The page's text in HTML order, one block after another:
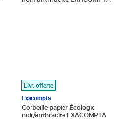
Livr. offerte
Exacompta
Corbeille papier Écologic
noir/anthracite EXACOMPTA